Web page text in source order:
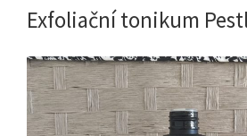
Exfoliační tonikum